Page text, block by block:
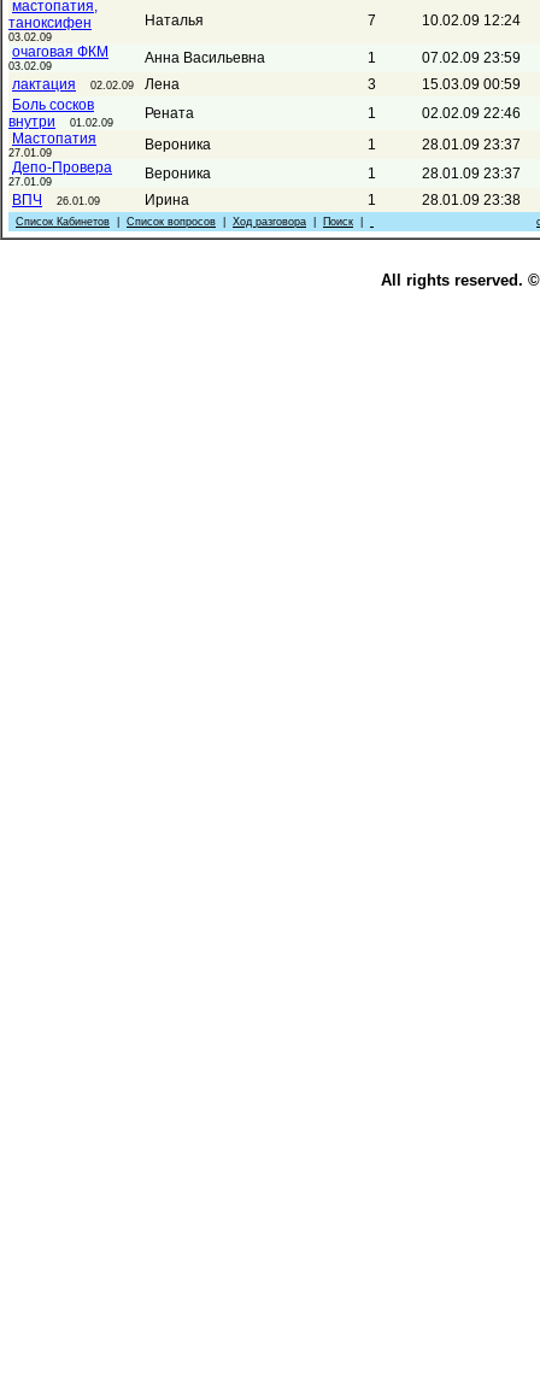
мастопатия,
таноксифен
03.02.09
Наталья 7
10.02.09 12:24
очаговая ФКМ
03.02.09 Анна Васильевна 1
07.02.09 23:59
лактация
02.02.09 Лена 3
15.03.09 00:59
Боль сосков
внутри
01.02.09
Рената 1
02.02.09 22:46
Мастопатия
27.01.09 Вероника 1
28.01.09 23:37
Депо-Провера
27.01.09 Вероника 1
28.01.09 23:37
ВПЧ
26.01.09 Ирина 1 28.01.09 23:38
Список Кабинетов Список вопросов Ход разговора Поиск
All rights reserved. ©